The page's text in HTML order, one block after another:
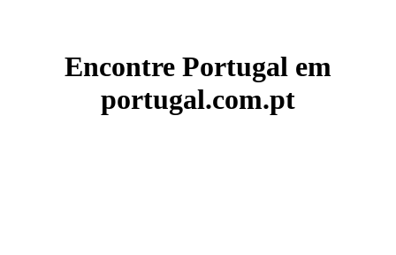
Encontre Portugal em
portugal.com.pt